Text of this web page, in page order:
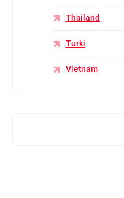
Thailand
Turki
Vietnam